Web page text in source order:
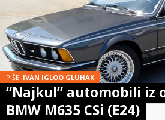
PIŠE: IVAN IGLOO GLUHAK
“Najkul” automobili iz
BMW M635 CSi (E24)